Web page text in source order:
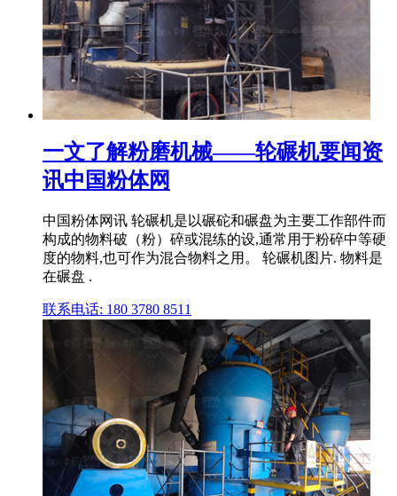
一文了解粉磨机械——轮碾机要闻资
讯中国粉体网
中国粉体网讯 轮碾机是以碾砣和碾盘为主要工作部件而
构成的物料破（粉）碎或混练的设,通常用于粉碎中等硬
度的物料,也可作为混合物料之用。 轮碾机图片. 物料是
在碾盘 .
联系电话: 180 3780 8511